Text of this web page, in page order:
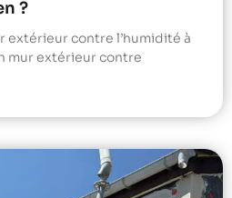
?
extérieur contre l’humidité à
mur extérieur contre